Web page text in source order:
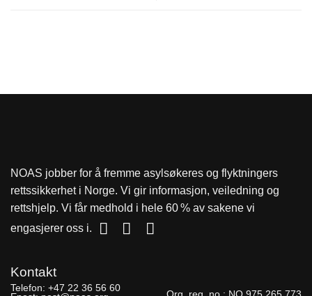
NOAS jobber for å fremme asylsøkeres og flyktningers
rettssikkerhet i Norge. Vi gir informasjon, veiledning og
rettshjelp. Vi får medhold i hele 60 % av sakene vi
engasjerer oss i.
Kontakt
Telefon: +47 22 36 56 60
Org. reg. no.: NO 975 265 773